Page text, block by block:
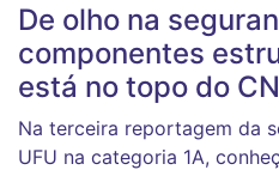
De olho na
componentes
está no topo do
Na terceira reportagem da
UFU na categoria 1A,